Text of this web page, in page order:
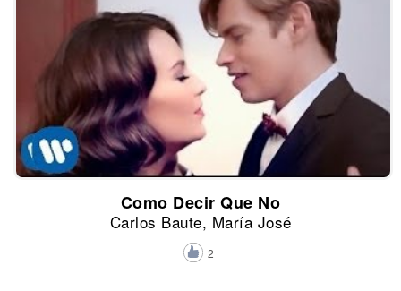
Como Decir Que No
Carlos Baute, María José
2